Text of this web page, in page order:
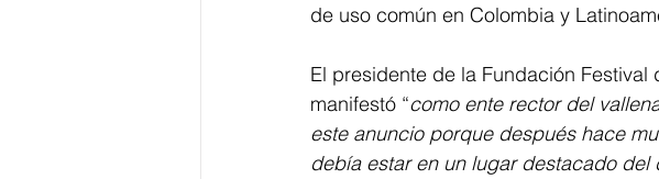
de uso común en Colombia y
El presidente de la Fundación
manifestó “como ente rector del
este anuncio porque después hace
debía estar en un lugar destacado